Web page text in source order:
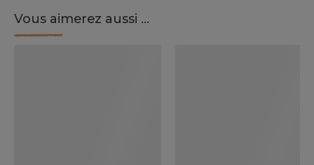
Vous aimerez aussi ...